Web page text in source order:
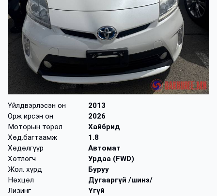
Үйлдвэрлэсэн он
2013
Орж ирсэн он
2026
Моторын төрөл
Хайбрид
Хөд.багтаамж
1.8
Хөдөлгүүр
Автомат
Хөтлөгч
Урдаа (FWD)
Жол. хүрд
Буруу
Нөхцөл
Дугааргүй /шинэ/
Лизинг
Үгүй